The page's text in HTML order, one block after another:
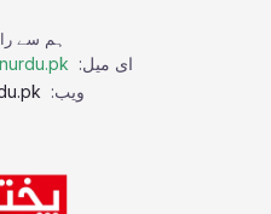
ہم سے
ای میل:
ویب: